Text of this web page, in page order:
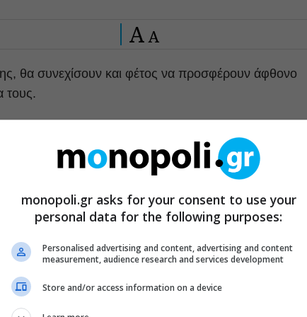
A A
θα συνεχίσουν και φέτος να προσφέρουν άφθονο
τους.
θα μοιραστούν με το κοινό του θεάτρου
Κοντοπόδης και η Μαρσώ Φίλη ανακατεύονται με
τους, και τους καλούν να παρακολουθήσουν, να
εμπειρίες και απόψεις, σε μια ξέφραινη διαδραστική
Ντάβος και Χρήστος Φωτιάδης.
πάνω στο έργο των Ντάριο Φο – Φράνκα Ράμε,
monopoli.gr asks for your consent to use your
personal data for the following purposes:
Personalised advertising and content, advertising and content
measurement, audience research and services development
Store and/or access information on a device